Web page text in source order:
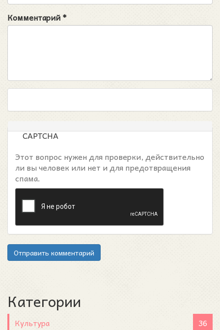
Комментарий*
CAPTCHA
Этот вопрос нужен для проверки, действительно
ли вы человек или нет и для предотвращения
спама.
Отправить комментарий
Категории
Культура
36